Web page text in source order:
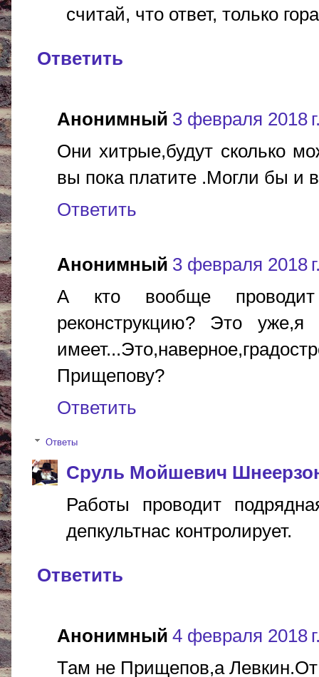
считай, что ответ, только
Ответить
Анонимный 3 февраля 2018
Они хитрые,будут сколько
вы пока платите .Могли бы и
Ответить
Анонимный 3 февраля 2018
А кто вообще
реконструкцию? Это
Прищепову?
Ответить
Ответы
Сруль Мойшевич
Работы проводит
депкультнас контролирует.
Ответить
Анонимный 4 февраля 2018
Там не Прищепов,а Левкин.От